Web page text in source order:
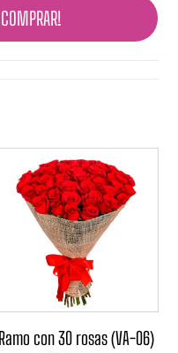
Ramo con 30 rosas (VA-06)